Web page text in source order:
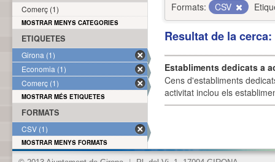
Formats:
CSV
Resultat de la
Establiments dedicats a
Cens d'establiments
activitat inclou els
Comerç (1)
MOSTRAR MENYS CATEGORIES
ETIQUETES
Girona (1)
Economia (1)
Comerç (1)
MOSTRAR MÉS ETIQUETES
FORMATS
CSV (1)
MOSTRAR MENYS FORMATS